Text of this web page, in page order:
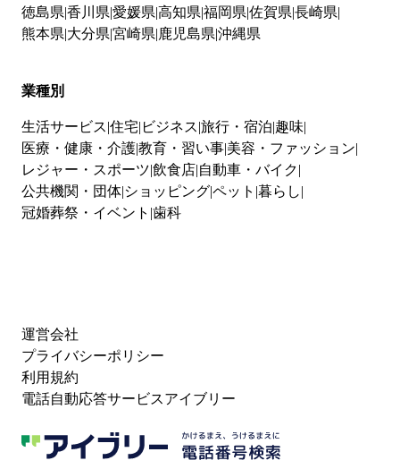
徳島県 香川県 愛媛県 高知県 福岡県 佐賀県 長崎県
熊本県 大分県 宮崎県 鹿児島県 沖縄県
業種別
生活サービス 住宅 ビジネス 旅行・宿泊 趣味
医療・健康・介護教育・習い事 美容・ファッション
レジャー・スポーツ 飲食店 自動車・バイク
公共機関・団体 ショッピングペット 暮らし
冠婚葬祭・イベント 歯科
運営会社
プライバシーポリシー
利用規約
電話自動応答サービスアイブリー